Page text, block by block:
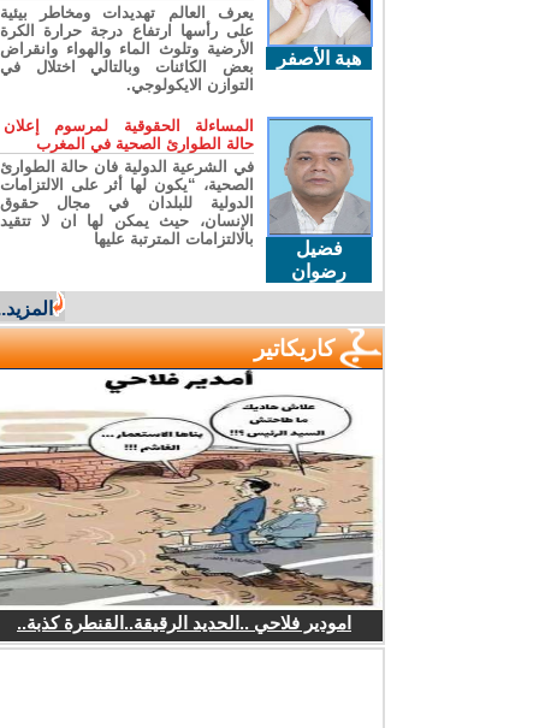
هبة الأصفر
يعرف العالم تهديدات ومخاطر بيئية
على رأسها ارتفاع درجة حرارة الكرة
الأرضية وتلوث الماء والهواء وانقراض
بعض الكائنات وبالتالي اختلال في
التوازن الايكولوجي.
فضيل
رضوان
المساءلة الحقوقية لمرسوم إعلان
حالة الطوارئ الصحية في المغرب
في الشرعية الدولية فان حالة الطوارئ
الصحية، “يكون لها أثر على الالتزامات
الدولية للبلدان في مجال حقوق
الإنسان، حيث يمكن لها ان لا تتقيد
بالالتزامات المترتبة عليها
المزيد...
كاريكاتير
امودير فلاحي ..الحديد الرقيقة..القنطرة كذبة..